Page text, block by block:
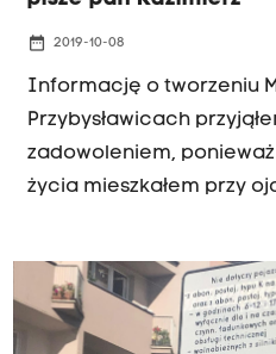
date_range 2019-10-08
Informację o tworzeniu
Przybysławicach
zadowoleniem,
życia mieszkałem przy
Warszawskim, mając
przez ok. 5 miesięcy